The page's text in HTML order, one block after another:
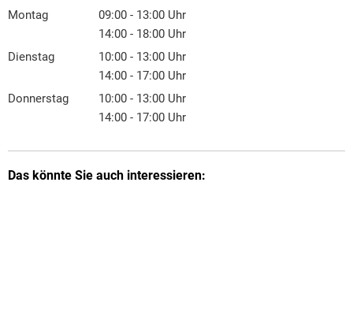
Montag 09:00 - 13:00 Uhr
Von 09:00 bis 13:00 Uhr
14:00 - 18:00 Uhr
Von 14:00 bis 18:00 Uhr
Dienstag 10:00 - 13:00 Uhr
Von 10:00 bis 13:00 Uhr
14:00 - 17:00 Uhr
Von 14:00 bis 17:00 Uhr
Donnerstag 10:00 - 13:00 Uhr
Von 10:00 bis 13:00 Uhr
14:00 - 17:00 Uhr
Das könnte Sie auch interessieren: